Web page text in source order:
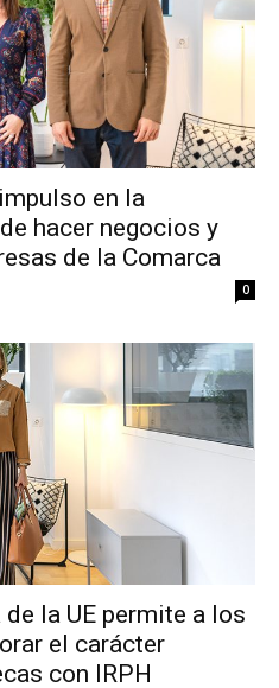
en la
hacer negocios y
de la Comarca
0
la UE permite a los
el carácter
con IRPH